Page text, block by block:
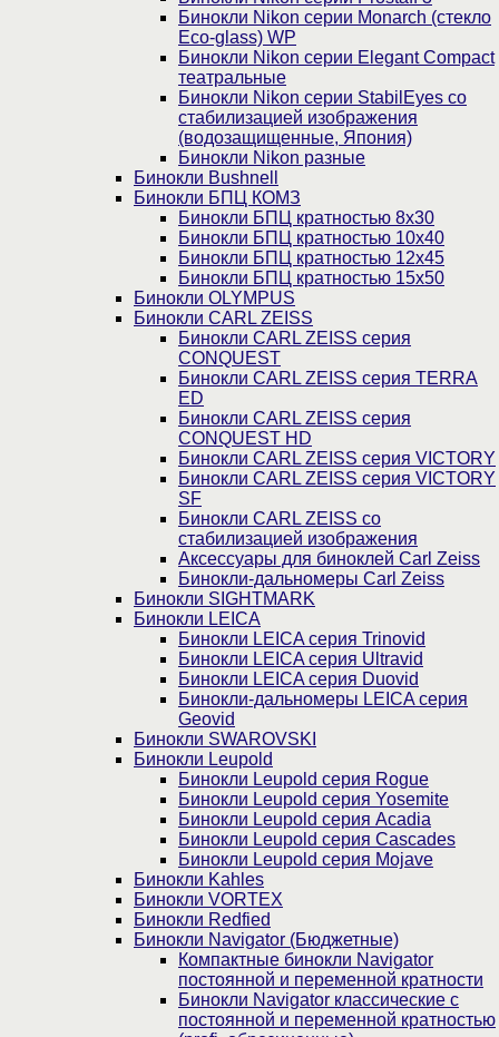
Бинокли Nikon серии Monarch (стекло
Eco-glass) WP
Бинокли Nikon серии Elegant Compact
театральные
Бинокли Nikon серии StabilEyes со
стабилизацией изображения
(водозащищенные, Япония)
Бинокли Nikon разные
Бинокли Bushnell
Бинокли БПЦ КОМЗ
Бинокли БПЦ кратностью 8х30
Бинокли БПЦ кратностью 10х40
Бинокли БПЦ кратностью 12х45
Бинокли БПЦ кратностью 15х50
Бинокли OLYMPUS
Бинокли CARL ZEISS
Бинокли CARL ZEISS серия
CONQUEST
Бинокли CARL ZEISS серия TERRA
ED
Бинокли CARL ZEISS серия
CONQUEST HD
Бинокли CARL ZEISS серия VICTORY
Бинокли CARL ZEISS серия VICTORY
SF
Бинокли CARL ZEISS со
стабилизацией изображения
Аксессуары для биноклей Carl Zeiss
Бинокли-дальномеры Carl Zeiss
Бинокли SIGHTMARK
Бинокли LEICA
Бинокли LEICA серия Trinovid
Бинокли LEICA серия Ultravid
Бинокли LEICA серия Duovid
Бинокли-дальномеры LEICA серия
Geovid
Бинокли SWAROVSKI
Бинокли Leupold
Бинокли Leupold серия Rogue
Бинокли Leupold серия Yosemite
Бинокли Leupold серия Acadia
Бинокли Leupold серия Cascades
Бинокли Leupold серия Mojave
Бинокли Kahles
Бинокли VORTEX
Бинокли Redfied
Бинокли Navigator (Бюджетные)
Компактные бинокли Navigator
постоянной и переменной кратности
Бинокли Navigator классические с
постоянной и переменной кратностью